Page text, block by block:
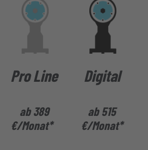
Pro Line Digital
ab389
€/Monat*
ab515
€/Monat*